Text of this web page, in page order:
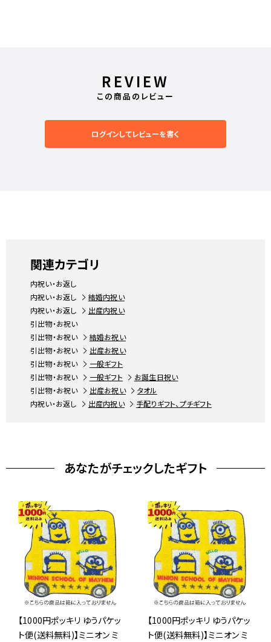
REVIEW
この商品のレビュー
ログインしてレビューを書く
関連カテゴリ
内祝い・お返し
内祝い・お返し
結婚内祝い
内祝い・お返し
出産内祝い
引出物・お祝い
引出物・お祝い
結婚お祝い
引出物・お祝い
出産お祝い
引出物・お祝い
一般ギフト
引出物・お祝い
一般ギフト
お誕生日祝い
引出物・お祝い
出産お祝い
タオル
内祝い・お返し
出産内祝い 手配りギフト、プチギフト
あなたがチェックしたギフト
【1000円ポッキリ ゆうパケッ
ト便(送料無料)】ミニオン ミ
【1000円ポッキリ ゆうパケッ
ト便(送料無料)】ミニオン ミ